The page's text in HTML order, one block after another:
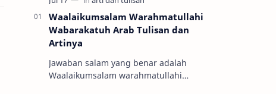
Waalaikumsalam Warahmatullahi
Wabarakatuh Arab Tulisan dan
Artinya
Jawaban salam yang benar adalah
Waalaikumsalam warahmatullahi